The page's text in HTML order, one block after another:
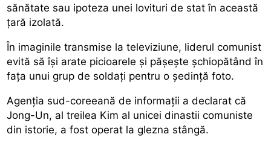
sănătate sau ipoteza unei lovituri de stat în această
țară izolată.
În imaginile transmise la televiziune, liderul comunist
evită să își arate picioarele și pășește șchiopătând în
fața unui grup de soldați pentru o ședință foto.
Agenția sud-coreeană de informații a declarat că
Jong-Un, al treilea Kim al unicei dinastii comuniste
din istorie, a fost operat la glezna stângă.